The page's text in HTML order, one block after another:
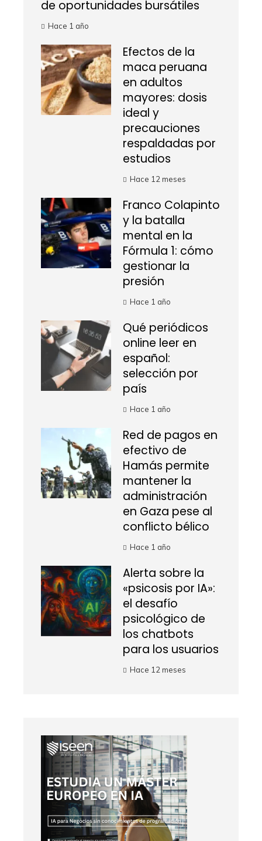
de oportunidades bursátiles
Hace 1 año
Efectos de la
maca peruana
en adultos
mayores: dosis
ideal y
precauciones
respaldadas por
estudios
Hace 12 meses
Franco Colapinto
y la batalla
mental en la
Fórmula 1: cómo
gestionar la
presión
Hace 1 año
Qué periódicos
online leer en
español:
selección por
país
Hace 1 año
Red de pagos en
efectivo de
Hamás permite
mantener la
administración
en Gaza pese al
conflicto bélico
Hace 1 año
Alerta sobre la
«psicosis por IA»:
el desafío
psicológico de
los chatbots
para los usuarios
Hace 12 meses